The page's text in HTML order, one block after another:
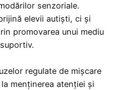
senzoriale.
elevii autiști, ci și
promovarea unui mediu
regulate de mișcare
menținerea atenției și